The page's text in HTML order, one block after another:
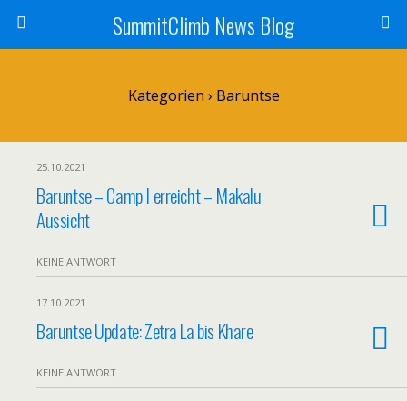
SummitClimb News Blog
Kategorien › Baruntse
25.10.2021
Baruntse – Camp I erreicht – Makalu
Aussicht
KEINE ANTWORT
17.10.2021
Baruntse Update: Zetra La bis Khare
KEINE ANTWORT